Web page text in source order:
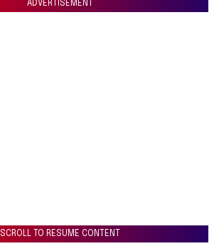
ADVERTISEMENT
SCROLL TO RESUME CONTENT